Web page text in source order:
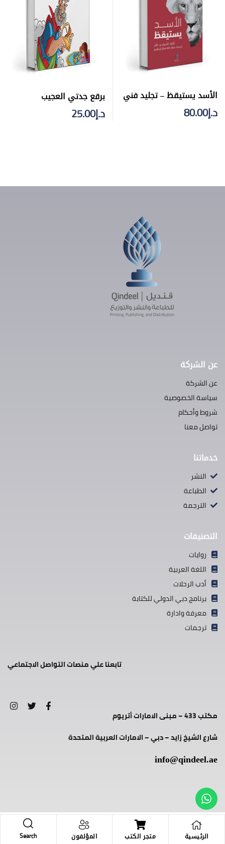
الأسد يستيقظ – تجليد فني
د.إ80.00
برقع جدتي العجيب
د.إ25.00
الرئيسية متجر الكتب المؤلفون Search
عن الشركة
عن الشركة
سياسة الخصوصية
شروط وأحكام
تواصل معنا
خدماتنا
النشر
الطباعة
الترجمة
التصنيفات
روايات
اللغة العربية
أدب الرحلات
برنامج دبي الدولي للكتابة
معرفة وادارة
ترجمات
تابعنا علي منصات التواصل الاجتماعي
مكتب 433 – مبنى الامارات أتريوم
شارع الشيخ زايد – دبي – الامارات العربية المتحدة
info@qindeel.ae